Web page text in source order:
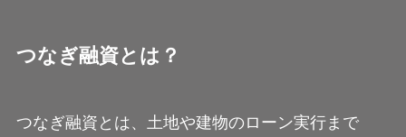
つなぎ融資とは？
つなぎ融資とは、土地や建物のローン実行まで